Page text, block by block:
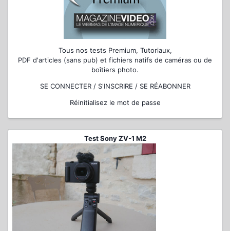
Tous nos tests Premium, Tutoriaux,
PDF d'articles (sans pub) et fichiers natifs de caméras ou de
boîtiers photo.
SE CONNECTER / S'INSCRIRE / SE RÉABONNER
Réinitialisez le mot de passe
Test Sony ZV-1 M2